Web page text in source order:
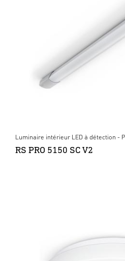
Luminaire intérieur LED à détection -
RS PRO 5150 SC V2